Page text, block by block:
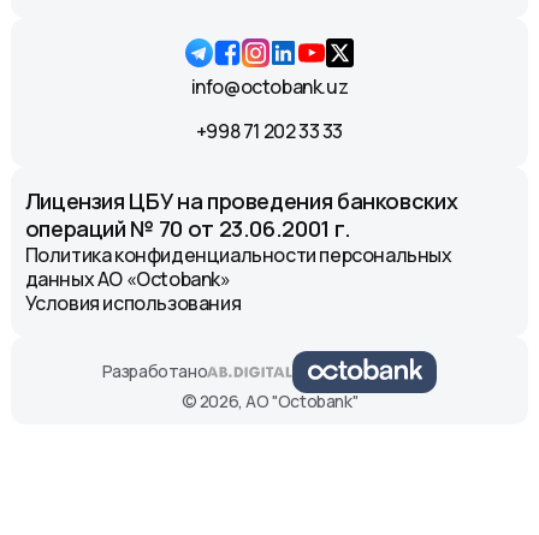
info@octobank.uz
+998 71 202 33 33
Лицензия ЦБУ на проведения банковских
операций № 70 от 23.06.2001 г.
Политика конфиденциальности персональных
данных АО «Octobank»
Условия использования
Разработано
© 2026, АО "Octobank"